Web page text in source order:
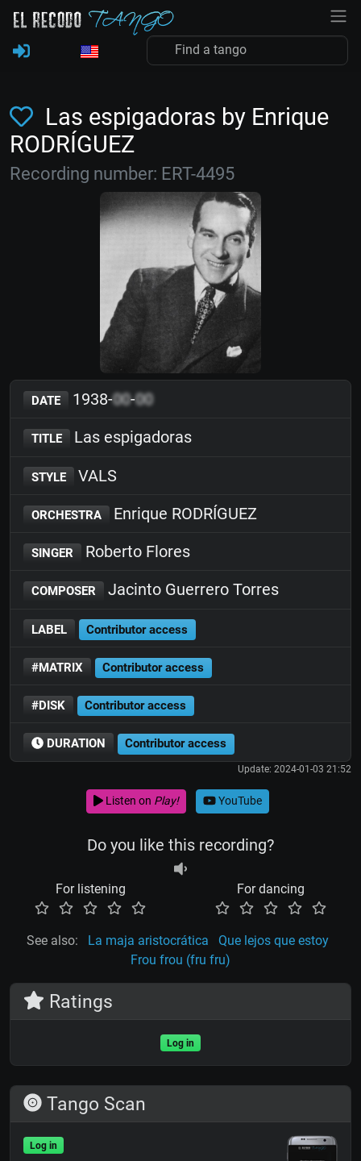
Las espigadoras by Enrique
RODRÍGUEZ
Recording number: ERT-4495
DATE 1938-00-00
TITLE Las espigadoras
STYLE VALS
ORCHESTRA Enrique RODRÍGUEZ
SINGER Roberto Flores
COMPOSER Jacinto Guerrero Torres
LABEL Contributor access
#MATRIX Contributor access
#DISK Contributor access
DURATION Contributor access
Update: 2024-01-03 21:52
Listen on Play! YouTube
Do you like this recording?
For listening For dancing
See also: La maja aristocrática
Que lejos que estoy
Frou frou (fru fru)
Ratings
Log in
Tango Scan
Log in